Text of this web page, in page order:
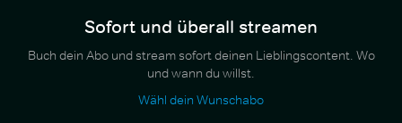
Sofort und überall streamen
Buch dein Abo und stream sofort deinen Lieblingscontent. Wo
und wann du willst.
Wähl dein Wunschabo